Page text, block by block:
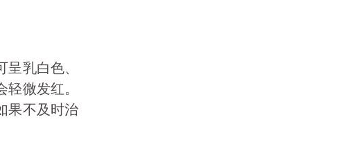
乳白色、
微发红。
果不及时治